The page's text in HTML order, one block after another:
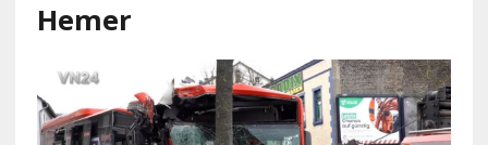
Hemer